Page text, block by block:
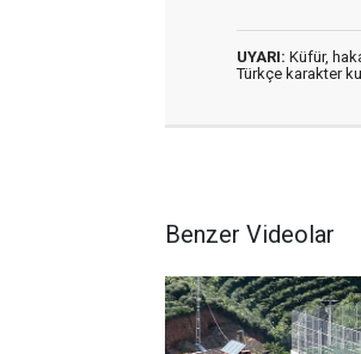
UYARI: Küfür,
Türkçe karakter
Benzer Videolar